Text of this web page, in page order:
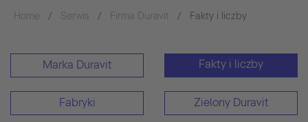
Home Serwis Firma Duravit Fakty i liczby
Marka Duravit Fakty i liczby
Fabryki Zielony Duravit